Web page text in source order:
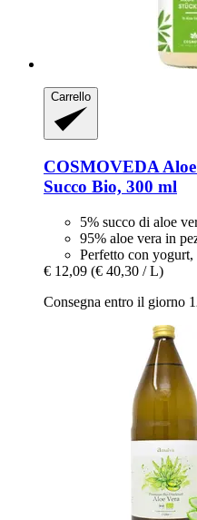
Carrello
COSMOVEDA
Succo Bio, 300 ml
5% succo di aloe
95% aloe vera in
Perfetto con yogurt,
€ 12,09 (€ 40,30 / L)
Consegna entro il giorno